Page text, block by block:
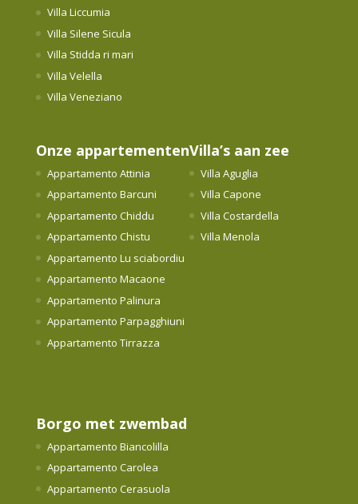
Villa Liccumia
Villa Silene Sicula
Villa Stidda ri mari
Villa Velella
Villa Veneziano
Onze appartementen
Appartamento Attinia
Appartamento Barcuni
Appartamento Chiddu
Appartamento Chistu
Appartamento Lu sciabordiu
Appartamento Macaone
Appartamento Palinura
Appartamento Parpagghiuni
Appartamento Tirrazza
Villa’s aan zee
Villa Aguglia
Villa Capone
Villa Costardella
Villa Menola
Borgo met zwembad
Appartamento Biancolilla
Appartamento Carolea
Appartamento Cerasuola